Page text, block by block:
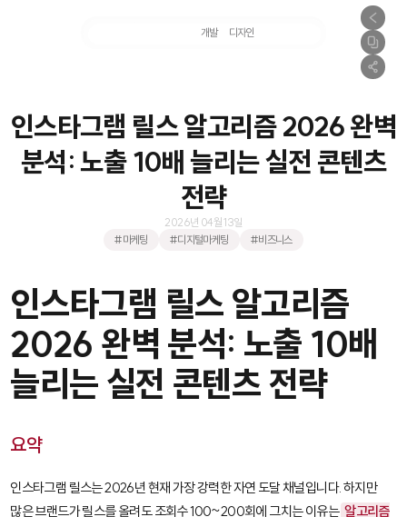
개발 디자인
인스타그램 릴스 알고리즘 2026 완벽
분석: 노출 10배 늘리는 실전 콘텐츠
전략
2026년 04월 13일
#마케팅
#디지털마케팅 #비즈니스
인스타그램 릴스 알고리즘
2026 완벽 분석: 노출 10배
늘리는 실전 콘텐츠 전략
요약
인스타그램 릴스는 2026년 현재 가장 강력한 자연 도달 채널입니다. 하지만
많은 브랜드가 릴스를 올려도 조회수 100~200회에 그치는 이유는 알고리즘